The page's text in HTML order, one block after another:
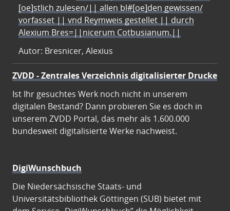
[oe]stlich zulesen/|| allen bl#[oe]den gewissen/
vorfasset || vnd Reymweis gestellet || durch
Alexium Bres=||nicerum Cotbusianum.||
Autor: Bresnicer, Alexius
ZVDD - Zentrales Verzeichnis digitalisierter Drucke
Ist Ihr gesuchtes Werk noch nicht in unserem
digitalen Bestand? Dann probieren Sie es doch in
unserem ZVDD Portal, das mehr als 1.600.000
bundesweit digitalisierte Werke nachweist.
DigiWunschbuch
Die Niedersächsische Staats- und
Universitätsbibliothek Göttingen (SUB) bietet mit